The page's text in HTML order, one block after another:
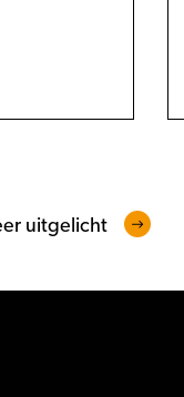
uitgelicht